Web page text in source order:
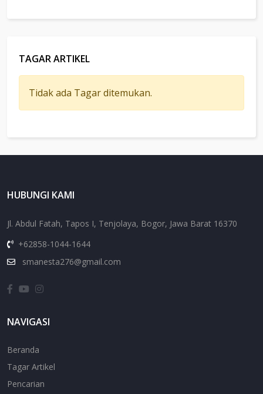
TAGAR ARTIKEL
Tidak ada Tagar ditemukan.
HUBUNGI KAMI
Jl. Abdul Fatah, Tapos I, Tenjolaya, Bogor, Jawa Barat 16370
+62858-1044-1644
smanesta276@gmail.com
NAVIGASI
Beranda
Tagar Artikel
Pencarian